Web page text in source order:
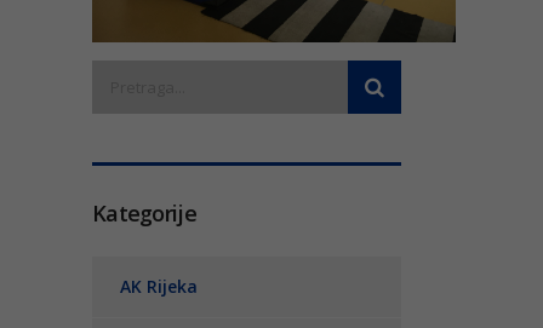
Kategorije
AK Rijeka